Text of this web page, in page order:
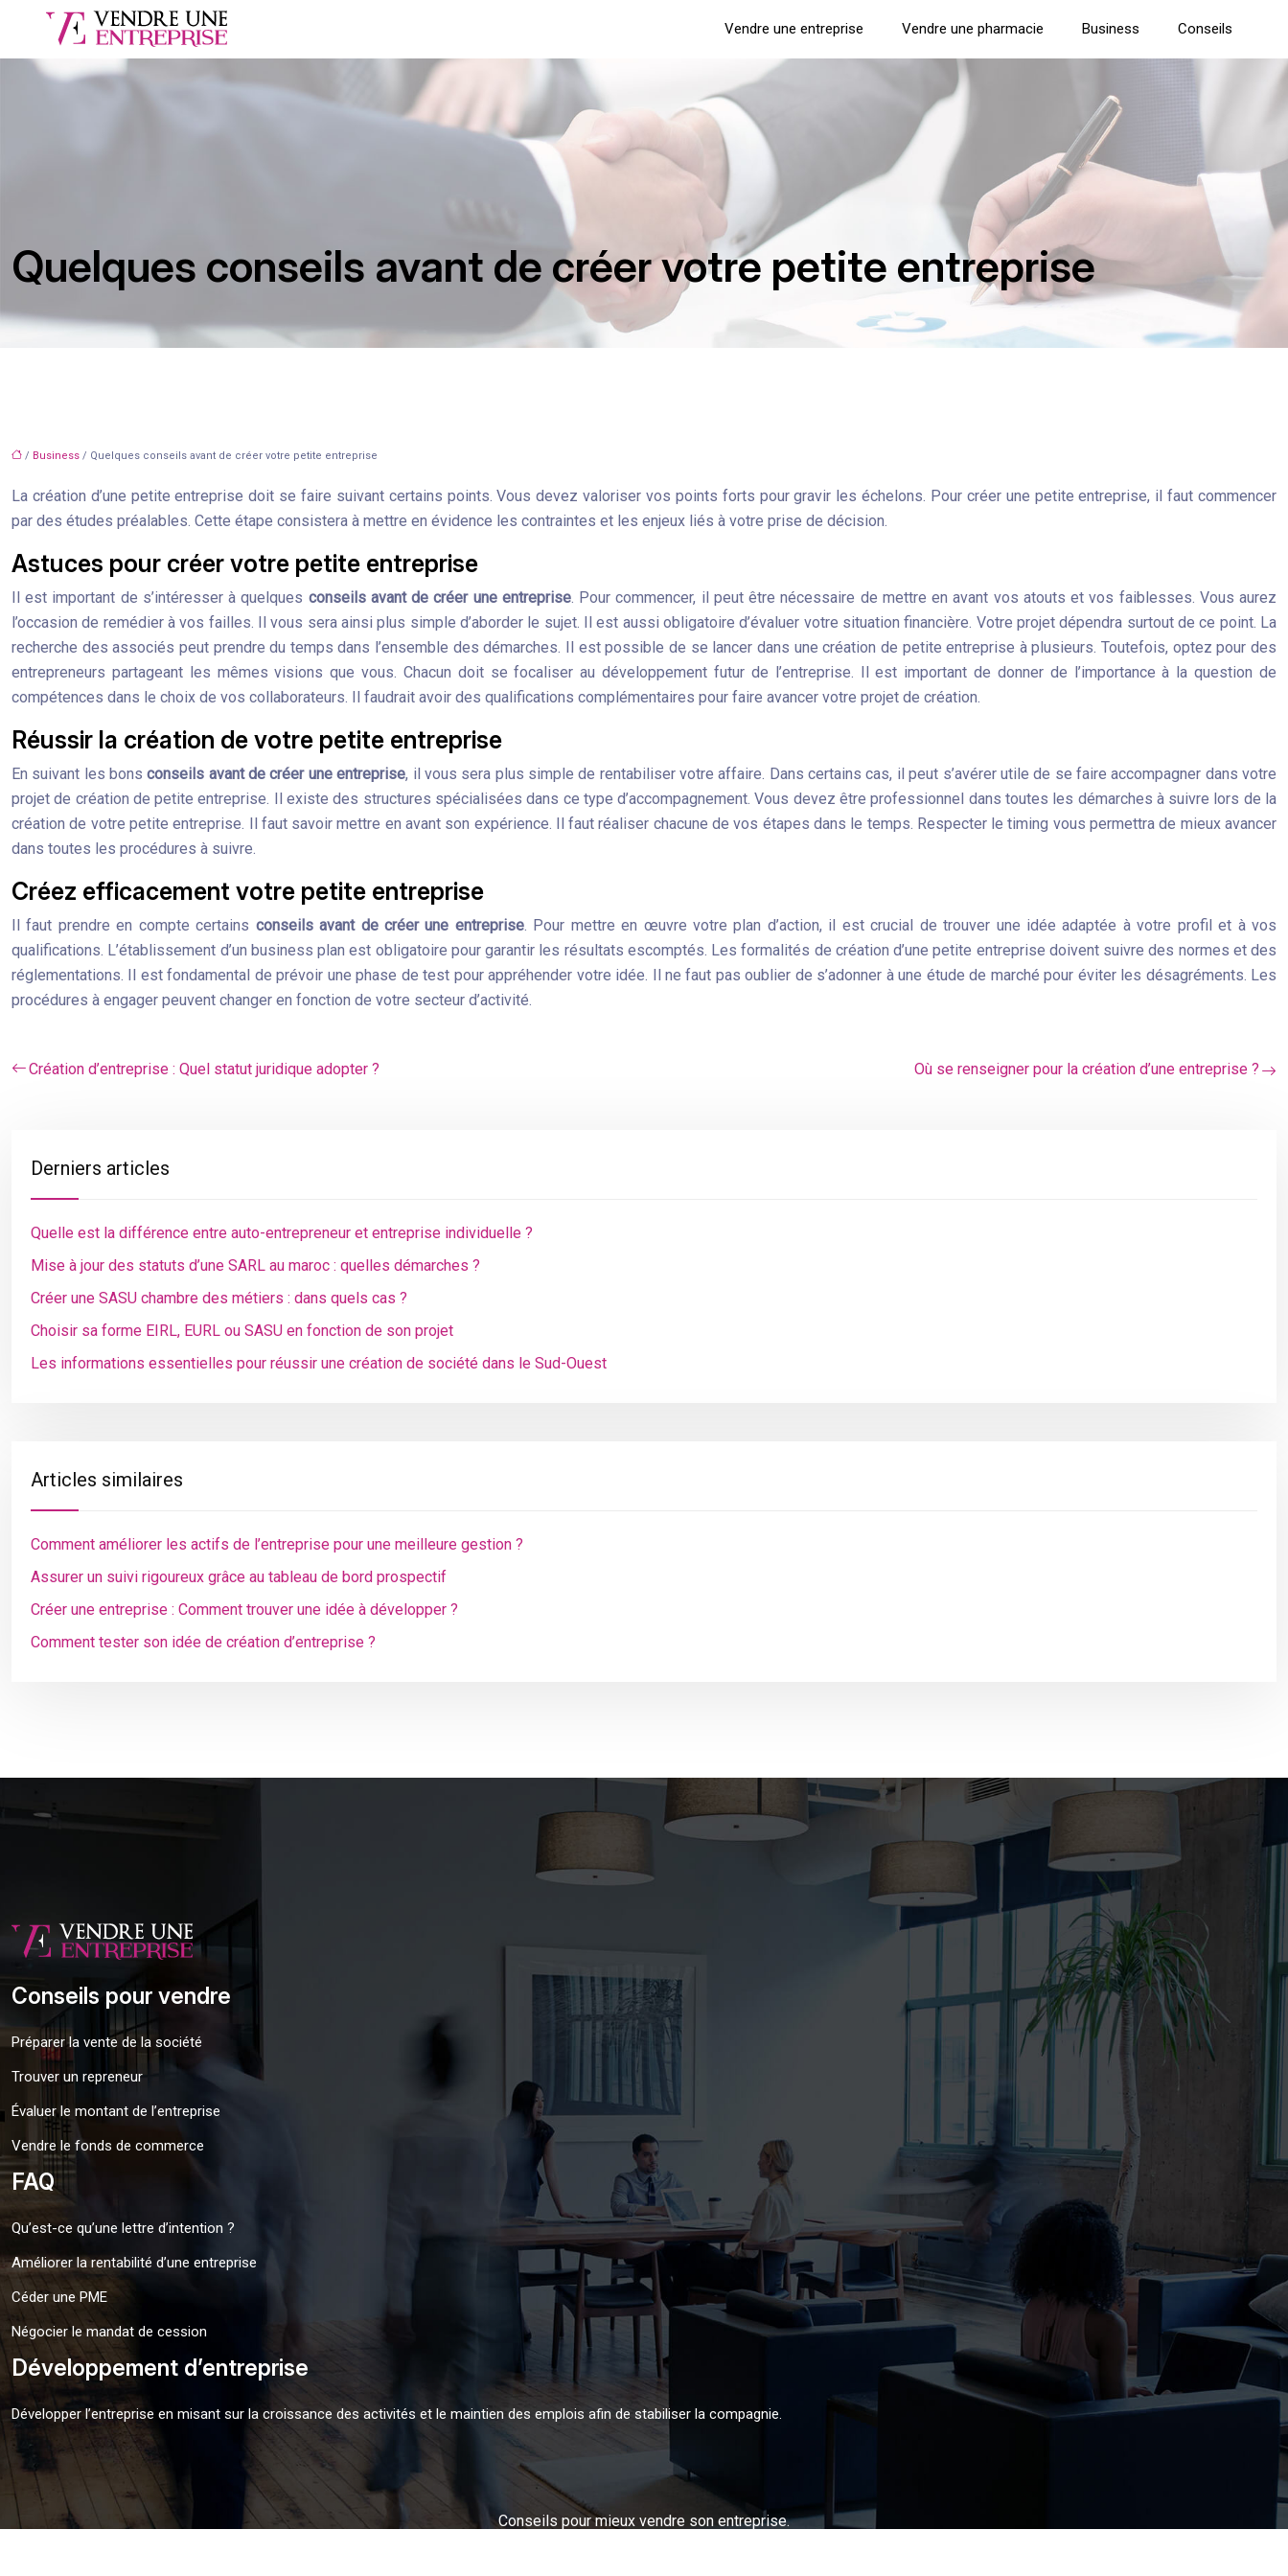
Vendre une entreprise Vendre une pharmacie Business Conseils
Quelques conseils avant de créer votre petite entreprise
/ Business / Quelques conseils avant de créer votre petite entreprise
La création d’une petite entreprise doit se faire suivant certains points. Vous devez valoriser vos points forts pour gravir les échelons. Pour créer une petite entreprise, il faut commencer
par des études préalables. Cette étape consistera à mettre en évidence les contraintes et les enjeux liés à votre prise de décision.
Astuces pour créer votre petite entreprise
Il est important de s’intéresser à quelques conseils avant de créer une entreprise. Pour commencer, il peut être nécessaire de mettre en avant vos atouts et vos faiblesses. Vous aurez
l’occasion de remédier à vos failles. Il vous sera ainsi plus simple d’aborder le sujet. Il est aussi obligatoire d’évaluer votre situation financière. Votre projet dépendra surtout de ce point. La
recherche des associés peut prendre du temps dans l’ensemble des démarches. Il est possible de se lancer dans une création de petite entreprise à plusieurs. Toutefois, optez pour des
entrepreneurs partageant les mêmes visions que vous. Chacun doit se focaliser au développement futur de l’entreprise. Il est important de donner de l’importance à la question de
compétences dans le choix de vos collaborateurs. Il faudrait avoir des qualifications complémentaires pour faire avancer votre projet de création.
Réussir la création de votre petite entreprise
En suivant les bonsconseils avant de créer une entreprise, il vous sera plus simple de rentabiliser votre affaire. Dans certains cas, il peut s’avérer utile de se faire accompagner dans votre
projet de création de petite entreprise. Il existe des structures spécialisées dans ce type d’accompagnement. Vous devez être professionnel dans toutes les démarches à suivre lors de la
création de votre petite entreprise. Il faut savoir mettre en avant son expérience. Il faut réaliser chacune de vos étapes dans le temps. Respecter le timing vous permettra de mieux avancer
dans toutes les procédures à suivre.
Créez efficacement votre petite entreprise
Il faut prendre en compte certains conseils avant de créer une entreprise. Pour mettre en œuvre votre plan d’action, il est crucial de trouver une idée adaptée à votre profil et à vos
qualifications. L’établissement d’un business plan est obligatoire pour garantir les résultats escomptés. Les formalités de création d’une petite entreprise doivent suivre des normes et des
réglementations. Il est fondamental de prévoir une phase de test pour appréhender votre idée. Il ne faut pas oublier de s’adonner à une étude de marché pour éviter les désagréments. Les
procédures à engager peuvent changer en fonction de votre secteur d’activité.
Création d’entreprise : Quel statut juridique adopter ? Où se renseigner pour la création d’une entreprise ?
Derniers articles
Quelle est la différence entre auto-entrepreneur et entreprise individuelle ?
Mise à jour des statuts d’une SARL au maroc : quelles démarches ?
Créer une SASU chambre des métiers : dans quels cas ?
Choisir sa forme EIRL, EURL ou SASU en fonction de son projet
Les informations essentielles pour réussir une création de société dans le Sud-Ouest
Articles similaires
Comment améliorer les actifs de l’entreprise pour une meilleure gestion ?
Assurer un suivi rigoureux grâce au tableau de bord prospectif
Créer une entreprise : Comment trouver une idée à développer ?
Comment tester son idée de création d’entreprise ?
Conseils pour vendre
Préparer la vente de la société
Trouver un repreneur
Évaluer le montant de l’entreprise
Vendre le fonds de commerce
FAQ
Qu’est-ce qu’une lettre d’intention ?
Améliorer la rentabilité d’une entreprise
Céder une PME
Négocier le mandat de cession
Développement d’entreprise
Développer l’entreprise en misant sur la croissance des activités et le maintien des emplois afin de stabiliser la compagnie.
Conseils pour mieux vendre son entreprise.